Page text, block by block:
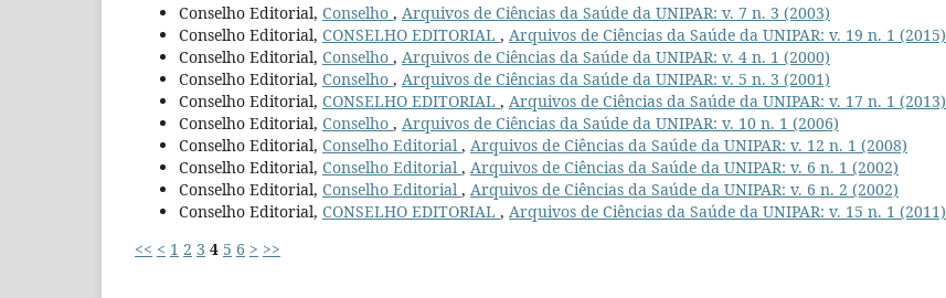
Conselho Editorial, Conselho , Arquivos de Ciências da Saúde da UNIPAR: v. 7 n. 3 (2003)
Conselho Editorial, CONSELHO EDITORIAL , Arquivos de Ciências da Saúde da UNIPAR: v. 19 n. 1 (2015)
Conselho Editorial, Conselho , Arquivos de Ciências da Saúde da UNIPAR: v. 4 n. 1 (2000)
Conselho Editorial, Conselho , Arquivos de Ciências da Saúde da UNIPAR: v. 5 n. 3 (2001)
Conselho Editorial, CONSELHO EDITORIAL , Arquivos de Ciências da Saúde da UNIPAR: v. 17 n. 1 (2013)
Conselho Editorial, Conselho , Arquivos de Ciências da Saúde da UNIPAR: v. 10 n. 1 (2006)
Conselho Editorial, Conselho Editorial , Arquivos de Ciências da Saúde da UNIPAR: v. 12 n. 1 (2008)
Conselho Editorial, Conselho Editorial , Arquivos de Ciências da Saúde da UNIPAR: v. 6 n. 1 (2002)
Conselho Editorial, Conselho Editorial , Arquivos de Ciências da Saúde da UNIPAR: v. 6 n. 2 (2002)
Conselho Editorial, CONSELHO EDITORIAL , Arquivos de Ciências da Saúde da UNIPAR: v. 15 n. 1 (2011)
<< < 1 2 3 4 5 6 > >>